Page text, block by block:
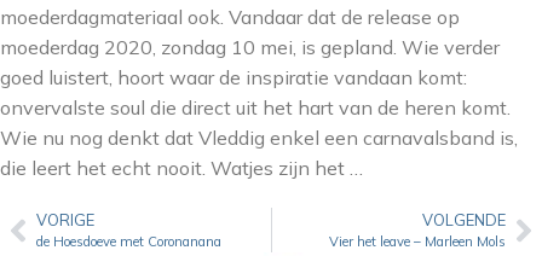
moederdagmateriaal ook. Vandaar dat de release op
moederdag 2020, zondag 10 mei, is gepland. Wie verder
goed luistert, hoort waar de inspiratie vandaan komt:
onvervalste soul die direct uit het hart van de heren komt.
Wie nu nog denkt dat Vleddig enkel een carnavalsband is,
die leert het echt nooit. Watjes zijn het …
VORIGE
de Hoesdoeve met Coronanana
VOLGENDE
Vier het leave – Marleen Mols